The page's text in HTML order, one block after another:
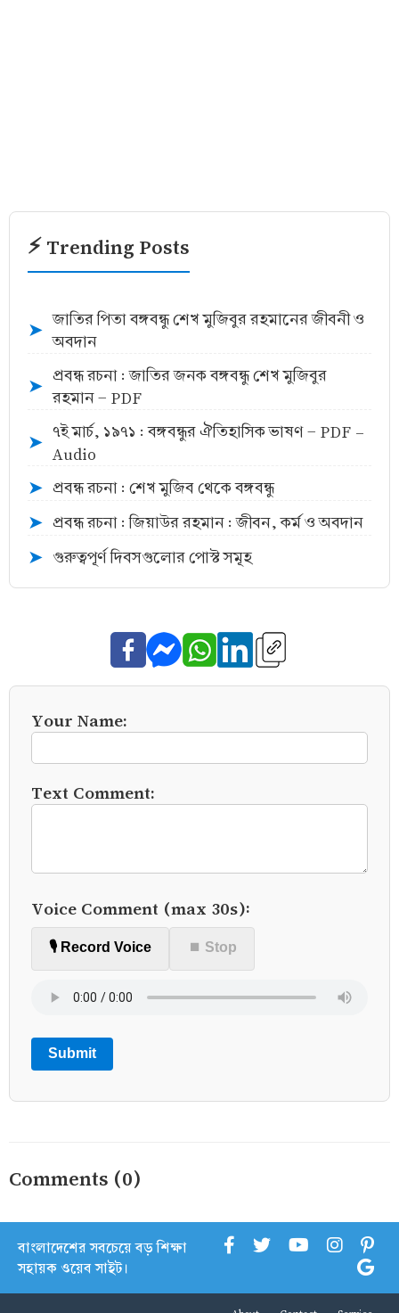
⚡ Trending Posts
➤
জাতির পিতা বঙ্গবন্ধু শেখ মুজিবুর রহমানের জীবনী ও
অবদান
➤
প্রবন্ধ রচনা : জাতির জনক বঙ্গবন্ধু শেখ মুজিবুর
রহমান - PDF
➤
৭ই মার্চ, ১৯৭১ : বঙ্গবন্ধুর ঐতিহাসিক ভাষণ - PDF -
Audio
➤ প্রবন্ধ রচনা : শেখ মুজিব থেকে বঙ্গবন্ধু
➤ প্রবন্ধ রচনা : জিয়াউর রহমান : জীবন, কর্ম ও অবদান
➤ গুরুত্বপূর্ণ দিবসগুলোর পোস্ট সমূহ
Your Name:
Text Comment:
Voice Comment (max 30s):
🎙️ Record Voice ⏹ Stop
Submit
Comments (0)
বাংলাদেশের সবচেয়ে বড় শিক্ষা
সহায়ক ওয়েব সাইট।